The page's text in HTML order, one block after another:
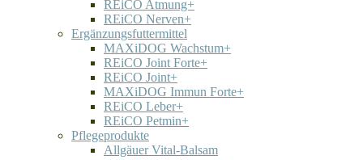
REiCO Atmung+
REiCO Nerven+
Ergänzungsfuttermittel
MAXiDOG Wachstum+
REiCO Joint Forte+
REiCO Joint+
MAXiDOG Immun Forte+
REiCO Leber+
REiCO Petmin+
Pflegeprodukte
Allgäuer Vital-Balsam